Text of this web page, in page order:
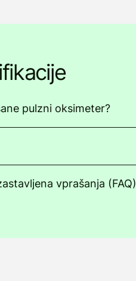
pulzni oksimeter?
vprašanja (FAQ)